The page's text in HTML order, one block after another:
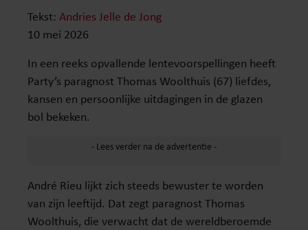
Tekst: Andries Jelle de Jong
10 mei 2026
In een reeks opvallende lentevoorspellingen heeft
Party’s paragnost Thomas Woolthuis (67) liefdes,
kansen en persoonlijke uitdagingen in de glazen
bol bekeken.
André Rieu lijkt zich steeds bewuster te worden
van zijn leeftijd. Dat zegt paragnost Thomas
Woolthuis, die verwacht dat de wereldberoemde